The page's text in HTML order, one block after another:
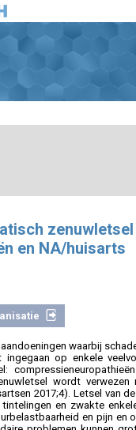
en NA/huisarts
waarbij
op enkele
wordt verwezen
2017;4). Letsel van
en zwakte
en pijn en